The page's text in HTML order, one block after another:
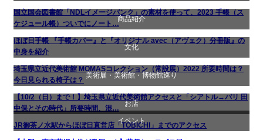
音楽会・コンサート
国立国会図書館「NDLイメージバンク」の素材を使って、2023 手帳（ス
ケジュール帳）ついでにノート…
商品紹介
生活
ほぼ日手帳 『手帳カバー』と『オリジナル avec（アヴェク）分冊版』の
中身を紹介
文化
美術展・美術館・博物館巡り
埼玉県立近代美術館 MOMASコレクション（常設展）2022 所要時間は？
今日見られる椅子は？
美術展・美術館・博物館巡り
【10/2（日）まで！】埼玉県立近代美術館アクセスと「シアトル→パリ 田
中保とその時代」所要時間、混…
お店
JR御茶ノ水駅からほぼ日直営店「TOBICHI」までのアクセス
イベント